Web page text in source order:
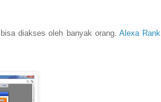
bisa diakses oleh banyak orang. Alexa Rank